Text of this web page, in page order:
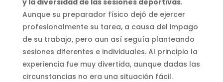
Aunque su preparador físico dejó de ejercer
profesionalmente su tarea, a causa del impago
de su trabajo, pero aun así seguía planteando
sesiones diferentes e individuales. Al principio la
experiencia fue muy divertida, aunque dadas las
circunstancias no era una situación fácil.